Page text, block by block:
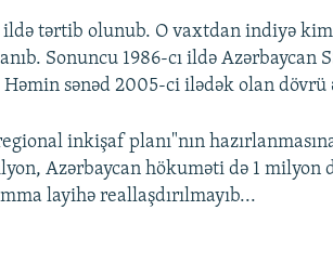
ildə tərtib olunub. O vaxtdan indiyə
Sonuncu 1986-cı ildə Azərbaycan
sənəd 2005-ci ilədək olan dövrü
inkişaf planı"nın
Azərbaycan hökuməti də 1
layihə reallaşdırılmayıb...